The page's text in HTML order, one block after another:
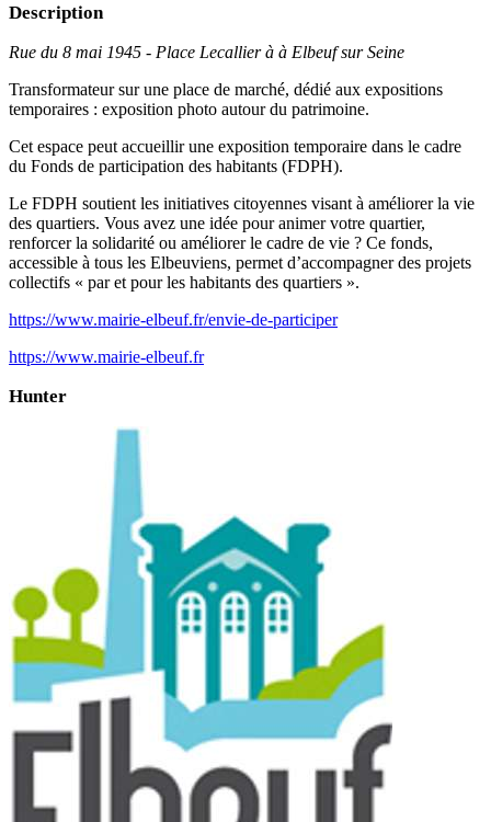
Description
Rue du 8 mai 1945 - Place Lecallier à à Elbeuf sur Seine
Transformateur sur une place de marché, dédié aux expositions
temporaires : exposition photo autour du patrimoine.
Cet espace peut accueillir une exposition temporaire dans le cadre
du Fonds de participation des habitants (FDPH).
Le FDPH soutient les initiatives citoyennes visant à améliorer la vie
des quartiers. Vous avez une idée pour animer votre quartier,
renforcer la solidarité ou améliorer le cadre de vie ? Ce fonds,
accessible à tous les Elbeuviens, permet d’accompagner des projets
collectifs « par et pour les habitants des quartiers ».
https://www.mairie-elbeuf.fr/envie-de-participer
https://www.mairie-elbeuf.fr
Hunter